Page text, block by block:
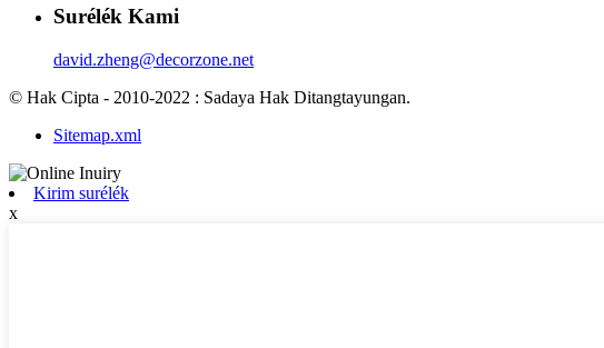
Surélék Kami
david.zheng@decorzone.net
© Hak Cipta - 2010-2022 : Sadaya Hak Ditangtayungan.
Sitemap.xml
Kirim surélék
x